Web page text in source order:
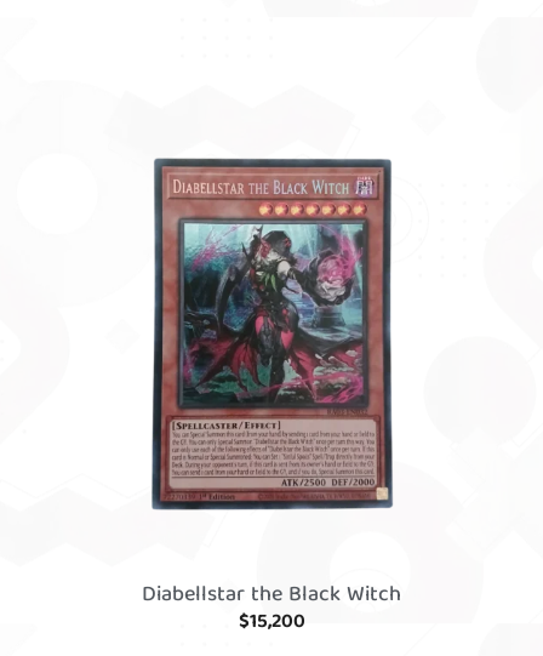
Diabellstar the Black Witch
$15,200